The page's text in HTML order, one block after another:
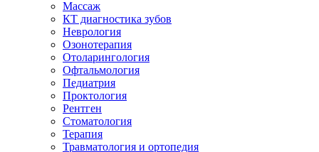
Массаж
КТ диагностика зубов
Неврология
Озонотерапия
Отоларингология
Офтальмология
Педиатрия
Проктология
Рентген
Стоматология
Терапия
Травматология и ортопедия